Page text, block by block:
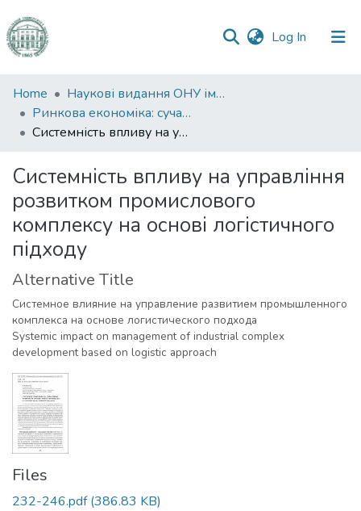
Log In (current)
Communities
&
Collections
Statistics
Home
Наукові видання ОНУ імені І. І. Мечникова
Ринкова економіка: сучасна теорія і практика управління
Системність впливу на управління розвитком промислового комплексу на основі логістичного підходу
Системність впливу на управління
розвитком промислового
комплексу на основі логістичного
підходу
Alternative Title
Системное влияние на управление развитием промышленного
комплекса на основе логистического подхода
Systemic impact on management of industrial complex
development based on logistic approach
Files
232-246.pdf(386.83 KB)